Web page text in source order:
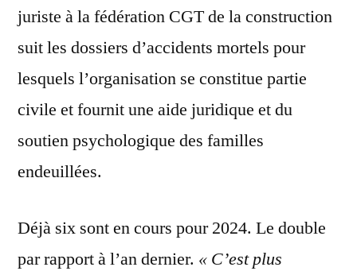
juriste à la fédération CGT de la construction
suit les dossiers d’accidents mortels pour
lesquels l’organisation se constitue partie
civile et fournit une aide juridique et du
soutien psychologique des familles
endeuillées.
Déjà six sont en cours pour 2024. Le double
par rapport à l’an dernier. « C’est plus